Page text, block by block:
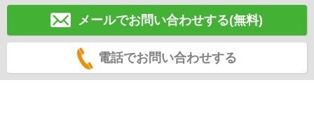
メールでお問い合わせする(無料)
電話でお問い合わせする